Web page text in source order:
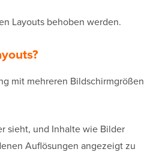
Layouts behoben werden.
mit mehreren Bildschirmgrößen
sieht, und Inhalte wie Bilder
Auflösungen angezeigt zu